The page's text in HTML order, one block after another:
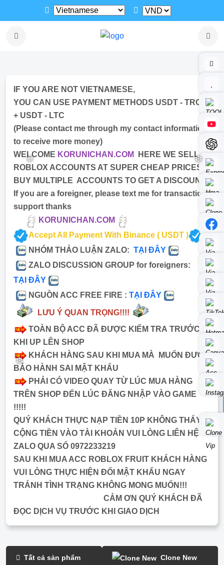
IF YOU ARE NOT VIETNAMESE,
YOU CAN USE PAYMENT METHODS USDT - TRC20
+ USDT - LTC
(Please contact me through my contact information
to receive more money)
WELCOME KORUNICHAN.COM
HERE WE SELL
ROBLOX ACCOUNTS AT SUPER CHEAP PRICES.
BUY MULTIPLE ACCOUNTS TO GET A DISCOUNT
If you are a foreigner, please text me for transaction
support thanks
KORUNICHAN.COM
Accept All Payment With Binance ( USDT )
NHÓM THẢO LUẬN ZALO: TẠI ĐÂY
ZALO DISCUSSION GROUP for foreigners:
TẠI ĐÂY
NGUỒN ACC FREE FIRE : TẠI ĐÂY
LƯU Ý QUAN TRỌNG!!!!
TOÀN BỘ ACC ĐÃ ĐƯỢC KIỂM TRA TRƯỚC
KHI UP LÊN SHOP
KHÁCH HÀNG SAU KHI MUA MÀ MUỐN ĐƯỢC
BẢO HÀNH SAI MẬT KHẨU
PHẢI CÓ VIDEO QUAY TỪ LÚC MUA HÀNG
TRÊN SHOP ĐẾN LÚC ĐĂNG NHẬP VÀO GAME
!!!!!
QUÝ KHÁCH THỰC NẠP TIỀN 10P KHÔNG THẤY
CỘNG TIỀN VÀO TÀI KHOẢN VUI LÒNG LIÊN HỆ
ZALO QUA SỐ 0972233219
SAU KHI MUA ACC ROBLOX FRUIT KHÁCH HÀNG
VUI LÒNG THỰC HIỆN ĐỔI MẬT KHẨU NGAY
TRÁNH TÌNH TRẠNG KHÔNG MONG MUỐN!!!
CẢM ƠN QUÝ KHÁCH ĐÃ
ĐỌC DỊCH VỤ TRƯỚC KHI GIAO DỊCH
Tất cả sản phẩm Clone New
❅
❆
❆
❆
❆